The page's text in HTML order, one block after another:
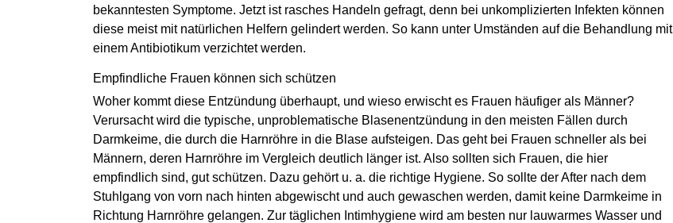
bekanntesten Symptome. Jetzt ist rasches Handeln gefragt, denn bei unkomplizierten Infekten können
diese meist mit natürlichen Helfern gelindert werden. So kann unter Umständen auf die Behandlung mit
einem Antibiotikum verzichtet werden.
Empfindliche Frauen können sich schützen
Woher kommt diese Entzündung überhaupt, und wieso erwischt es Frauen häufiger als Männer?
Verursacht wird die typische, unproblematische Blasenentzündung in den meisten Fällen durch
Darmkeime, die durch die Harnröhre in die Blase aufsteigen. Das geht bei Frauen schneller als bei
Männern, deren Harnröhre im Vergleich deutlich länger ist. Also sollten sich Frauen, die hier
empfindlich sind, gut schützen. Dazu gehört u. a. die richtige Hygiene. So sollte der After nach dem
Stuhlgang von vorn nach hinten abgewischt und auch gewaschen werden, damit keine Darmkeime in
Richtung Harnröhre gelangen. Zur täglichen Intimhygiene wird am besten nur lauwarmes Wasser und